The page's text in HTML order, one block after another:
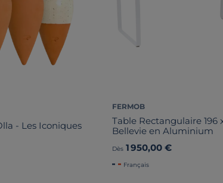
- Les Iconiques
FERMOB
Table Rectangulaire 196
Bellevie en Aluminium
Dès 1 950,00 €
Français